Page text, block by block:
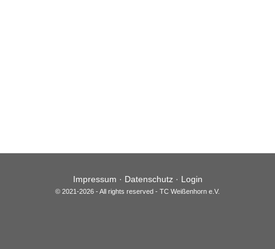
Impressum · Datenschutz· Login
© 2021-2026 - All rights reserved - TC Weißenhorn e.V.